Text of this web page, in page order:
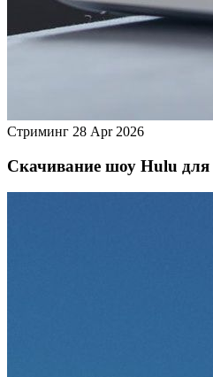
Стриминг 28 Apr 2026
Скачивание шоу Hulu для